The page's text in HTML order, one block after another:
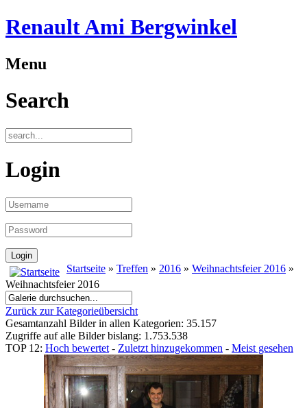
Renault Ami Bergwinkel
Menu
Search
Login
Startseite » Treffen » 2016 » Weihnachtsfeier 2016 »
Weihnachtsfeier 2016
Zurück zur Kategorieübersicht
Gesamtanzahl Bilder in allen Kategorien: 35.157
Zugriffe auf alle Bilder bislang: 1.753.538
TOP 12: Hoch bewertet - Zuletzt hinzugekommen - Meist gesehen